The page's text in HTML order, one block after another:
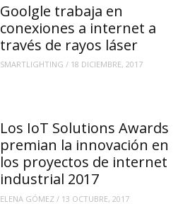
Goolgle trabaja en
conexiones a internet a
través de rayos láser
SMARTLIGHTING / 18 DICIEMBRE, 2017
Los IoT Solutions Awards
premian la innovación en
los proyectos de internet
industrial 2017
ELENA GÓMEZ / 13 OCTUBRE, 2017